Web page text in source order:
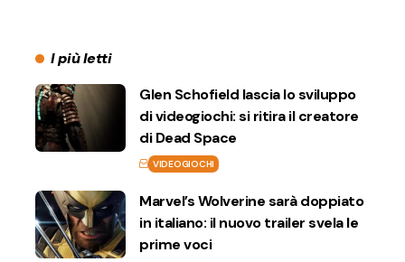
I più letti
Glen Schofield lascia lo sviluppo
di videogiochi: si ritira il creatore
di Dead Space
VIDEOGIOCHI
Marvel’s Wolverine sarà doppiato
in italiano: il nuovo trailer svela le
prime voci